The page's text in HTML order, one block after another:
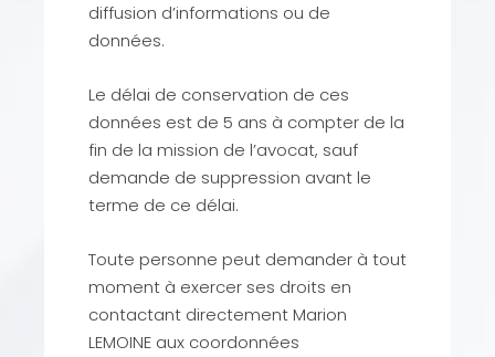
diffusion d’informations ou de
données.
Le délai de conservation de ces
données est de 5 ans à compter de la
fin de la mission de l’avocat, sauf
demande de suppression avant le
terme de ce délai.
Toute personne peut demander à tout
moment à exercer ses droits en
contactant directement Marion
LEMOINE aux coordonnées